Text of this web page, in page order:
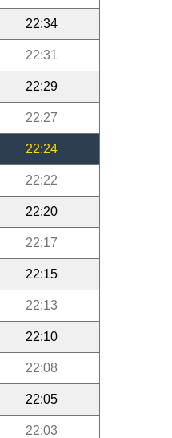
22:34
22:31
22:29
22:27
22:24
22:22
22:20
22:17
22:15
22:13
22:10
22:08
22:05
22:03